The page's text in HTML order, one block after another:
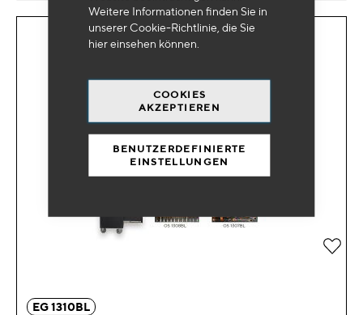
Weitere Informationen finden Sie in
unserer Cookie-Richtlinie, die Sie
hiereinsehen können.
COOKIES
AKZEPTIEREN
BENUTZERDEFINIERTE
EINSTELLUNGEN
EG 1310BL
Zur